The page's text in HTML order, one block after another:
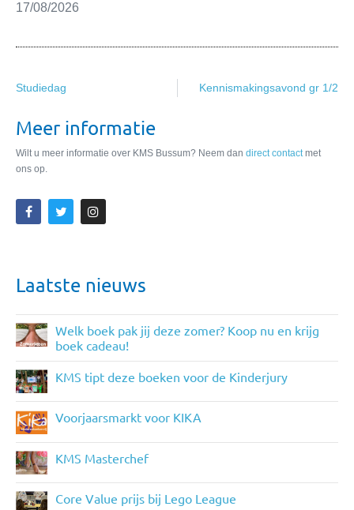
17/08/2026
Studiedag Kennismakingsavond gr 1/2
Meer informatie
Wilt u meer informatie over KMS Bussum? Neem dan direct contactmet
ons op.
Laatste nieuws
Welk boek pak jij deze zomer? Koop nu en krijg
boek cadeau!
KMS tipt deze boeken voor de Kinderjury
Voorjaarsmarkt voor KIKA
KMS Masterchef
Core Value prijs bij Lego League